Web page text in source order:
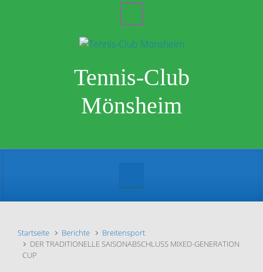
Tennis-Club
Mönsheim
Startseite Berichte
Breitensport
DER TRADITIONELLE SAISONABSCHLUSS MIXED-GENERATION
CUP